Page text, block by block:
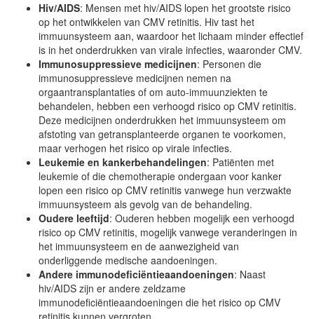
Hiv/AIDS: Mensen met hiv/AIDS lopen het grootste risico
op het ontwikkelen van CMV retinitis. Hiv tast het
immuunsysteem aan, waardoor het lichaam minder effectief
is in het onderdrukken van virale infecties, waaronder CMV.
Immunosuppressieve medicijnen: Personen die
immunosuppressieve medicijnen nemen na
orgaantransplantaties of om auto-immuunziekten te
behandelen, hebben een verhoogd risico op CMV retinitis.
Deze medicijnen onderdrukken het immuunsysteem om
afstoting van getransplanteerde organen te voorkomen,
maar verhogen het risico op virale infecties.
Leukemie en kankerbehandelingen: Patiënten met
leukemie of die chemotherapie ondergaan voor kanker
lopen een risico op CMV retinitis vanwege hun verzwakte
immuunsysteem als gevolg van de behandeling.
Oudere leeftijd: Ouderen hebben mogelijk een verhoogd
risico op CMV retinitis, mogelijk vanwege veranderingen in
het immuunsysteem en de aanwezigheid van
onderliggende medische aandoeningen.
Andere immunodeficiëntieaandoeningen: Naast
hiv/AIDS zijn er andere zeldzame
immunodeficiëntieaandoeningen die het risico op CMV
retinitis kunnen vergroten.